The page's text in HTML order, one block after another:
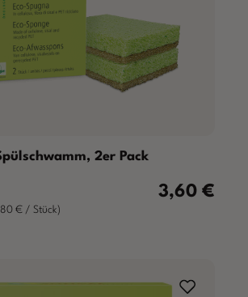
2er Pack
Regulärer
3,60 €
€ / Stück)